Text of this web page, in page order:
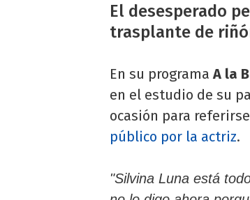
El desesperado
trasplante de
En su programaA la
en el estudio de su
ocasión para
público por la actriz.
"Silvina Luna está